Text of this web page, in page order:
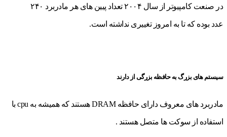
در صنعت کامپیوتر از سال ۲۰۰۴ تعداد پیین های هر مادربرد ۲۴۰
عدد بوده که تا به امروز تغییری نداشته است.
سیستم های بزرگ به حافظه بزرگی از دارند
مادربرد های معروف دارای حافظه DRAM هستند که همیشه به cpu با
استفاده از سوکت ها متصل هستند .